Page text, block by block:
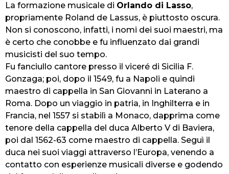
La formazione musicale di Orlando di Lasso,
propriamente Roland de Lassus, è piuttosto oscura.
Non si conoscono, infatti, i nomi dei suoi maestri, ma
è certo che conobbe e fu influenzato dai grandi
musicisti del suo tempo.
Fu fanciullo cantore presso il viceré di Sicilia F.
Gonzaga; poi, dopo il 1549, fu a Napoli e quindi
maestro di cappella in San Giovanni in Laterano a
Roma. Dopo un viaggio in patria, in Inghilterra e in
Francia, nel 1557 si stabilì a Monaco, dapprima come
tenore della cappella del duca Alberto V di Baviera,
poi dal 1562-63 come maestro di cappella. Seguì il
duca nei suoi viaggi attraverso l’Europa, venendo a
contatto con esperienze musicali diverse e godendo